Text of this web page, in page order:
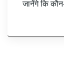
जानेंगे कि